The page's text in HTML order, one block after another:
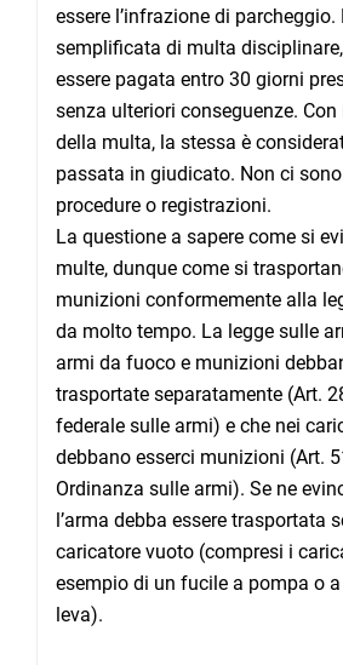
essere l’infrazione di
semplificata di multa
essere pagata entro 30 giorni
senza ulteriori conseguenze.
della multa, la stessa è
passata in giudicato. Non ci
procedure o registrazioni.
La questione a sapere come si
multe, dunque come si
munizioni conformemente alla
da molto tempo. La legge sulle
armi da fuoco e munizioni
trasportate separatamente (Art.
federale sulle armi) e che nei
debbano esserci munizioni (Art.
Ordinanza sulle armi). Se ne
l’arma debba essere trasportata
caricatore vuoto (compresi i
esempio di un fucile a pompa o
leva).